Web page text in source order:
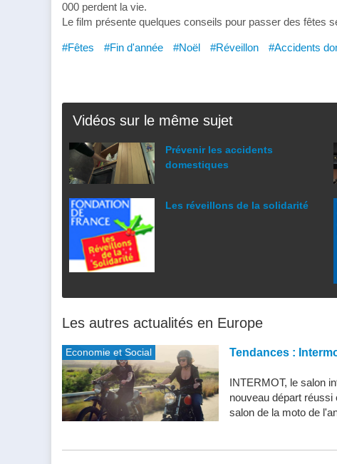
000 perdent la vie.
Le film présente quelques conseils pour passer des fêtes
#Fêtes #Fin d'année #Noël #Réveillon #Accidents
Vidéos sur le même sujet
Prévenir les accidents
domestiques
Les réveillons de la solidarité
Les autres actualités en Europe
Economie et Social Tendances :
INTERMOT, le salon
nouveau départ
salon de la moto de